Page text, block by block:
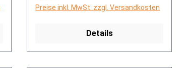
Preise inkl. MwSt. zzgl. Versandkosten
Details